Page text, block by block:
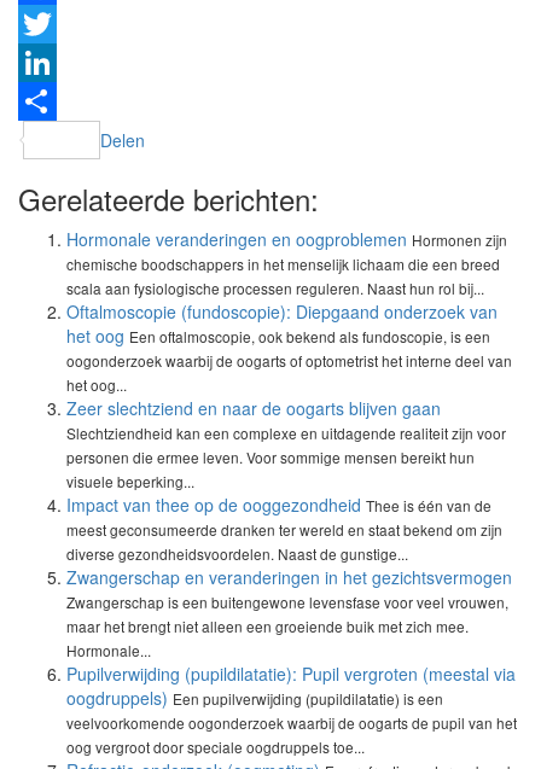
Facebook
Twitter
LinkedIn
Delen
Gerelateerde berichten:
Hormonale veranderingen en oogproblemen Hormonen zijn
chemische boodschappers in het menselijk lichaam die een breed
scala aan fysiologische processen reguleren. Naast hun rol bij...
Oftalmoscopie (fundoscopie): Diepgaand onderzoek van
het oog Een oftalmoscopie, ook bekend als fundoscopie, is een
oogonderzoek waarbij de oogarts of optometrist het interne deel van
het oog...
Zeer slechtziend en naar de oogarts blijven gaan
Slechtziendheid kan een complexe en uitdagende realiteit zijn voor
personen die ermee leven. Voor sommige mensen bereikt hun
visuele beperking...
Impact van thee op de ooggezondheid Thee is één van de
meest geconsumeerde dranken ter wereld en staat bekend om zijn
diverse gezondheidsvoordelen. Naast de gunstige...
Zwangerschap en veranderingen in het gezichtsvermogen
Zwangerschap is een buitengewone levensfase voor veel vrouwen,
maar het brengt niet alleen een groeiende buik met zich mee.
Hormonale...
Pupilverwijding (pupildilatatie): Pupil vergroten (meestal via
oogdruppels) Een pupilverwijding (pupildilatatie) is een
veelvoorkomende oogonderzoek waarbij de oogarts de pupil van het
oog vergroot door speciale oogdruppels toe...